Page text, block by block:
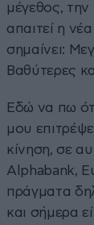
μέγεθος,
απαιτεί η
σημαίνει:
Βαθύτερες
Εδώ να πω
μου
κίνηση, σε
Alphabank,
πράγματα
και σήμερα